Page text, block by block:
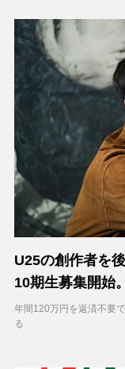
U25の創作者を
10期生募集開始
援の形
年間120万円を返済不要
る